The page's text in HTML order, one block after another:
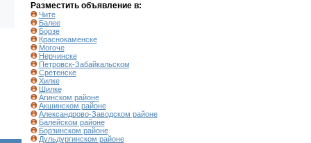
Разместить объявление в:
Чите
Балее
Борзе
Краснокаменске
Могоче
Нерчинске
Петровск-Забайкальском
Сретенске
Хилке
Шилке
Агинском районе
Акшинском районе
Александрово-Заводском районе
Балейском районе
Борзинском районе
Дульдургинском районе